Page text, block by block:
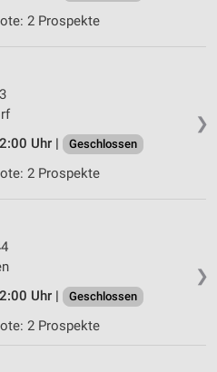
2 Prospekte
❯
Uhr |
Geschlossen
2 Prospekte
❯
Uhr |
Geschlossen
2 Prospekte